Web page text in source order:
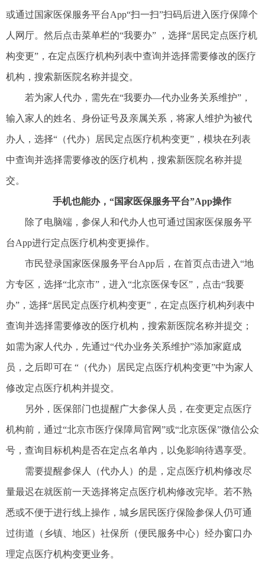
或通过国家医保服务平台App“扫一扫”扫码后进入医疗保障个
人网厅。然后点击菜单栏的“我要办” ，选择“居民定点医疗机
构变更”，在定点医疗机构列表中查询并选择需要修改的医疗
机构，搜索新医院名称并提交。
若为家人代办，需先在“我要办—代办业务关系维护”，
输入家人的姓名、身份证号及亲属关系，将家人维护为被代
办人，选择“（代办）居民定点医疗机构变更”，模块在列表
中查询并选择需要修改的医疗机构，搜索新医院名称并提
交。
手机也能办，“国家医保服务平台”App操作
除了电脑端，参保人和代办人也可通过国家医保服务平
台App进行定点医疗机构变更操作。
市民登录国家医保服务平台App后，在首页点击进入“地
方专区，选择“北京市”，进入“北京医保专区”，点击“我要
办”，选择“居民定点医疗机构变更”，在定点医疗机构列表中
查询并选择需要修改的医疗机构，搜索新医院名称并提交；
如需为家人代办，先通过“代办业务关系维护”添加家庭成
员，之后即可在 “（代办）居民定点医疗机构变更”中为家人
修改定点医疗机构并提交。
另外，医保部门也提醒广大参保人员，在变更定点医疗
机构前，通过“北京市医疗保障局官网”或“北京医保”微信公众
号，查询目标机构是否在定点名单内，以免影响待遇享受。
需要提醒参保人（代办人）的是，定点医疗机构修改尽
量最迟在就医前一天选择将定点医疗机构修改完毕。若不熟
悉或不便于进行线上操作，城乡居民医疗保险参保人仍可通
过街道（乡镇、地区）社保所（便民服务中心）经办窗口办
理定点医疗机构变更业务。